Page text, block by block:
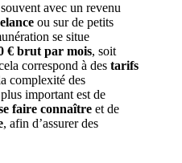
avec un revenu
ou sur de petits
se situe
€ brut par mois, soit
correspond à des tarifs
complexité des
important est de
faire connaître et de
, afin d’assurer des